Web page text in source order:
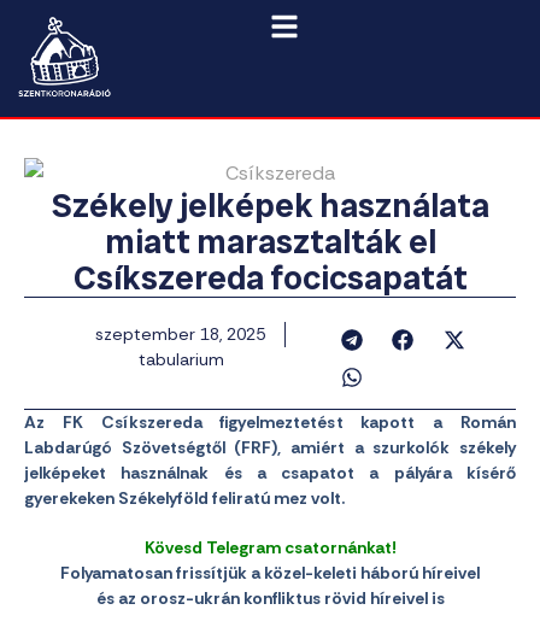
Székely jelképek használata
miatt marasztalták el
Csíkszereda focicsapatát
szeptember 18, 2025
tabularium
Az FK Csíkszereda figyelmeztetést kapott a Román
Labdarúgó Szövetségtől (FRF), amiért a szurkolók székely
jelképeket használnak és a csapatot a pályára kísérő
gyerekeken Székelyföld feliratú mez volt.
Kövesd Telegram csatornánkat!
Folyamatosan frissítjük a közel-keleti háború híreivel
és az orosz-ukrán konfliktus rövid híreivel is